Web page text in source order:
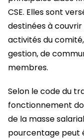
CSE. Elles sont
destinées à
activités du
gestion, de
membres.
Selon le code du
fonctionnement
de la masse
pourcentage peut